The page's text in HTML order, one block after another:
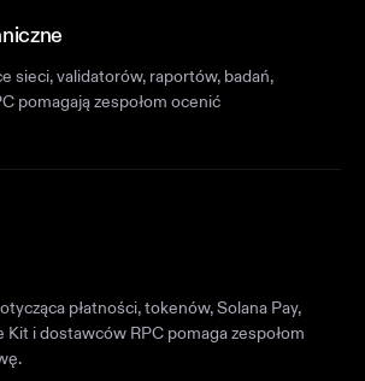
sieci, validatorów, raportów, badań,
pomagają zespołom ocenić
płatności, tokenów, Solana Pay,
Kit i dostawców RPC pomaga zespołom